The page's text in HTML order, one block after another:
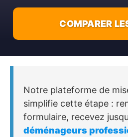
Notre plateforme de
simplifie cette étape :
formulaire, recevez
déménageurs
COMPARER